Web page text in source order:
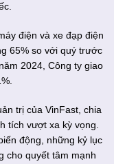
điện và xe đạp điện
65% so với quý trước
2024, Công ty giao
trị của VinFast, chia
tích vượt xa kỳ vọng.
động, những kỷ lục
cho quyết tâm mạnh